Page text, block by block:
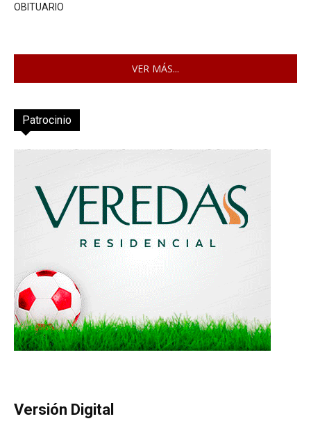
OBITUARIO
VER MÁS...
Patrocinio
Versión Digital